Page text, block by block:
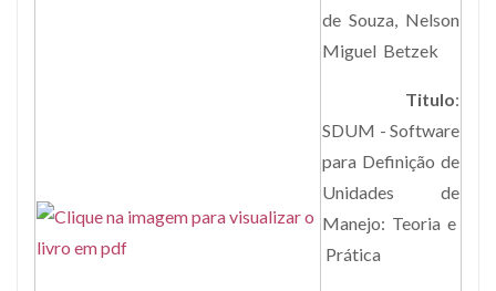
de Souza, Nelson
Miguel Betzek
Titulo:
SDUM - Software
para Definição de
Unidades de
Manejo: Teoria e
Prática